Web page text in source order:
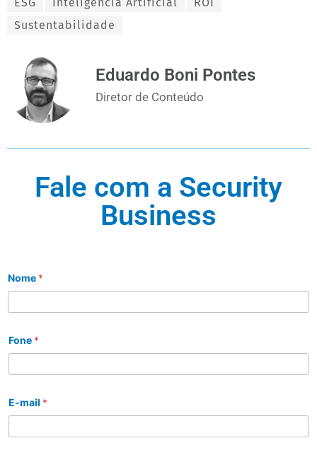
Sustentabilidade
Eduardo Boni Pontes
Diretor de Conteúdo
Fale com a Security
Business
Nome *
Fone *
E-mail *